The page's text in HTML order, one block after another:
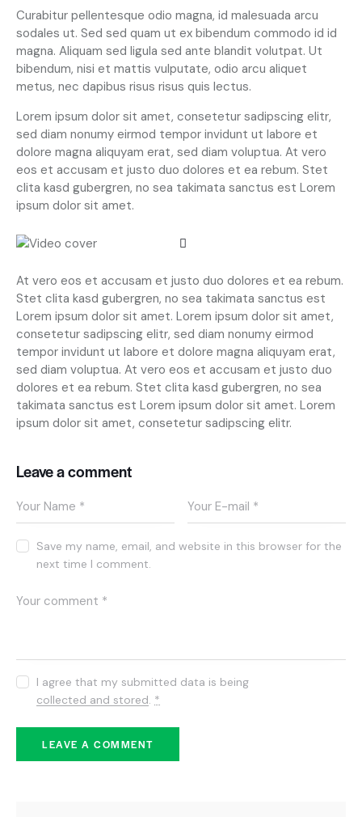
Curabitur pellentesque odio magna, id malesuada arcu
sodales ut. Sed sed quam ut ex bibendum commodo id id
magna. Aliquam sed ligula sed ante blandit volutpat. Ut
bibendum, nisi et mattis vulputate, odio arcu aliquet
metus, nec dapibus risus risus quis lectus.
Lorem ipsum dolor sit amet, consetetur sadipscing elitr,
sed diam nonumy eirmod tempor invidunt ut labore et
dolore magna aliquyam erat, sed diam voluptua. At vero
eos et accusam et justo duo dolores et ea rebum. Stet
clita kasd gubergren, no sea takimata sanctus est Lorem
ipsum dolor sit amet.
At vero eos et accusam et justo duo dolores et ea rebum.
Stet clita kasd gubergren, no sea takimata sanctus est
Lorem ipsum dolor sit amet. Lorem ipsum dolor sit amet,
consetetur sadipscing elitr, sed diam nonumy eirmod
tempor invidunt ut labore et dolore magna aliquyam erat,
sed diam voluptua. At vero eos et accusam et justo duo
dolores et ea rebum. Stet clita kasd gubergren, no sea
takimata sanctus est Lorem ipsum dolor sit amet. Lorem
ipsum dolor sit amet, consetetur sadipscing elitr.
Leave a comment
Save my name, email, and website in this browser for the
next time I comment.
I agree that my submitted data is being
collected and stored. *